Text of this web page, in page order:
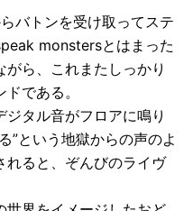
バトンを受け取ってステ
monstersとはまった
がら、これまたしっかり
である。
タル音がフロアに鳴り
”という地獄からの声のよ
れると、ぞんびのライヴ